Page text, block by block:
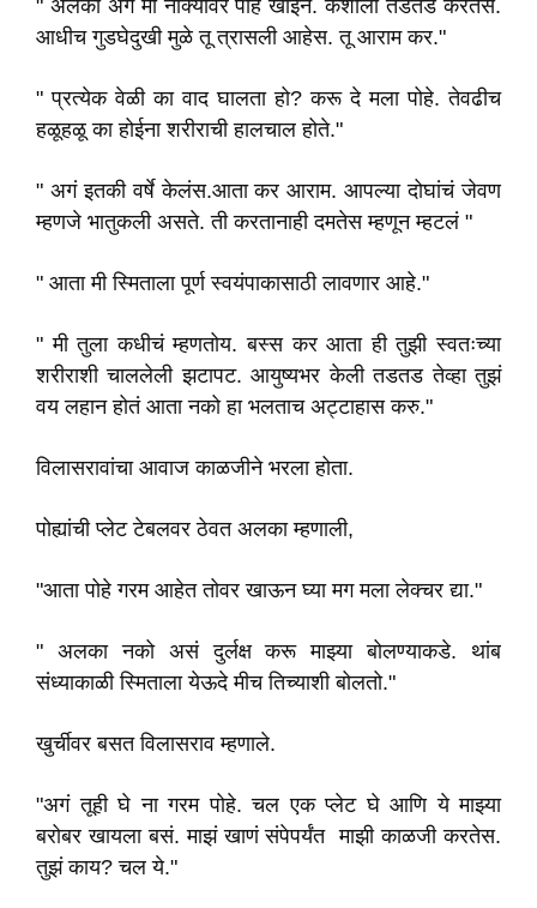
" अलका अगं मी नाक्यावर पोहे खाईन. कशाला तडतड करतेस.
आधीच गुडघेदुखी मुळे तू त्रासली आहेस. तू आराम कर."
" प्रत्येक वेळी का वाद घालता हो? करू दे मला पोहे. तेवढीच
हळूहळू का होईना शरीराची हालचाल होते."
" अगं इतकी वर्षे केलंस.आता कर आराम. आपल्या दोघांचं जेवण
म्हणजे भातुकली असते. ती करतानाही दमतेस म्हणून म्हटलं "
" आता मी स्मिताला पूर्ण स्वयंपाकासाठी लावणार आहे."
" मी तुला कधीचं म्हणतोय. बस्स कर आता ही तुझी स्वतःच्या
शरीराशी चाललेली झटापट. आयुष्यभर केली तडतड तेव्हा तुझं
वय लहान होतं आता नको हा भलताच अट्टाहास करु."
विलासरावांचा आवाज काळजीने भरला होता.
पोह्यांची प्लेट टेबलवर ठेवत अलका म्हणाली,
"आता पोहे गरम आहेत तोवर खाऊन घ्या मग मला लेक्चर द्या."
" अलका नको असं दुर्लक्ष करू माझ्या बोलण्याकडे. थांब
संध्याकाळी स्मिताला येऊदे मीच तिच्याशी बोलतो."
खुर्चीवर बसत विलासराव म्हणाले.
"अगं तूही घे ना गरम पोहे. चल एक प्लेट घे आणि ये माझ्या
बरोबर खायला बसं. माझं खाणं संपेपर्यंत माझी काळजी करतेस.
तुझं काय? चल ये."